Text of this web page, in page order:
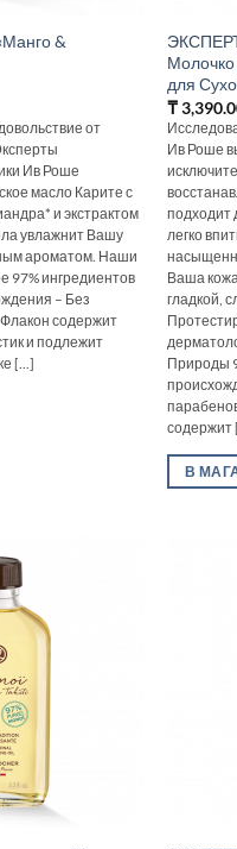
&
от
Ив Роше
масло Карите с
и экстрактом
увлажнит Вашу
ароматом. Наши
97% ингредиентов
– Без
содержит
и подлежит
[...]
для
₸
Ив Роше
подходит
легко
Ваша
гладкой,
Природы
содержит
В